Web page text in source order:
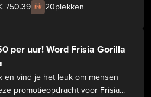
750.39 👫 20plekken
per uur! Word Frisia Gorilla
en vind je het leuk om mensen
promotieopdracht voor Frisia...